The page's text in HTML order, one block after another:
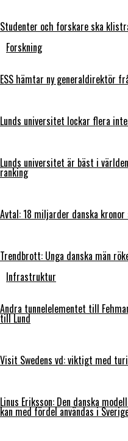
Studenter och forskare ska
Forskning
ESS hämtar ny generaldirektör
Lunds universitet lockar flera
Lunds universitet är bäst i
ranking
Avtal: 18 miljarder danska
Trendbrott: Unga danska män
Infrastruktur
Andra tunnelelementet till
till Lund
Visit Swedens vd: viktigt med
Linus Eriksson: Den danska
kan med fördel användas i